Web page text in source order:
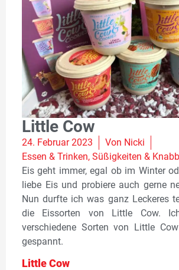
Little Cow
24. Februar 2023 Von Nicki
Essen & Trinken, Süßigkeiten &
Eis geht immer, egal ob im Winter
liebe Eis und probiere auch gerne
Nun durfte ich was ganz Leckeres
die Eissorten von Little Cow.
verschiedene Sorten von Little
gespannt.
Little Cow